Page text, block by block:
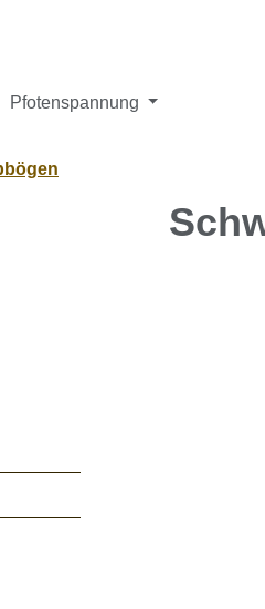
Pfotenspannung